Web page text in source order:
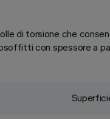
di torsione che
con spessore a